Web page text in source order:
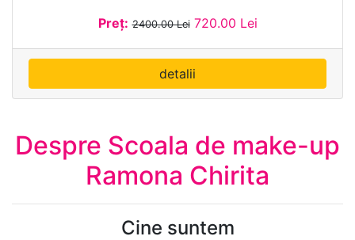
Preț: 2400.00 Lei 720.00 Lei
detalii
Despre Scoala de make-up
Ramona Chirita
Cine suntem